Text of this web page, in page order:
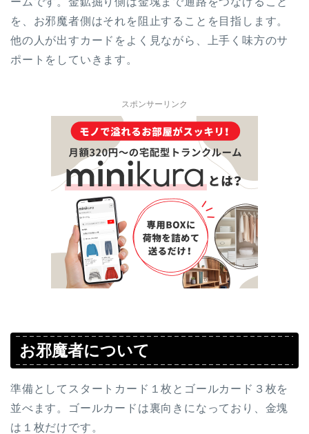
を、お邪魔者側はそれを阻止することを目指します。
他の人が出すカードをよく見ながら、上手く味方のサ
ポートをしていきます。
スポンサーリンク
お邪魔者について
準備としてスタートカード１枚とゴールカード３枚を
並べます。ゴールカードは裏向きになっており、金塊
は１枚だけです。